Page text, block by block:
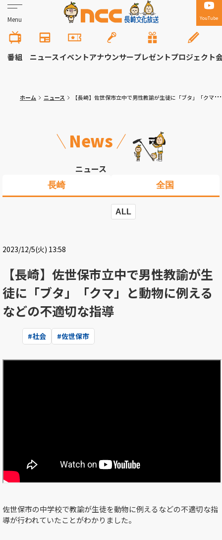
Menu YouTube
番組 ニュースイベントアナウンサープレゼントプロジェクト
ホーム ニュース 【長崎】佐世保市立中で男性教諭が生徒に「ブタ」「クマ」と動物に例えるなどの不適切な指導
News
ニュース
長崎 全国
ALL
2023/12/5(火) 13:58
【長崎】佐世保市立中で男性教諭が生
徒に「ブタ」「クマ」と動物に例える
などの不適切な指導
#社会 #佐世保市
佐世保市の中学校で教諭が生徒を動物に例えるなどの不適切な指
導が行われていたことがわかりました。